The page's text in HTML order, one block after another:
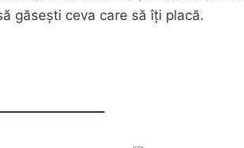
găsești ceva care să îți placă.